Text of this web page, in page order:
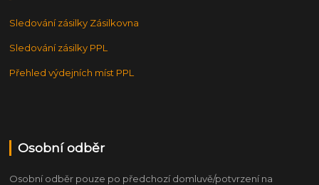
Sledování zásilky Zásilkovna
Sledování zásilky PPL
Přehled výdejních míst PPL
Osobní odběr
Osobní odběr pouze po předchozí domluvě/potvrzení na